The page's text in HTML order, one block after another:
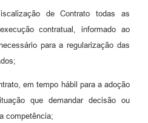
de Contrato todas as
contratual, informado ao
para a regularização das
em tempo hábil para a adoção
que demandar decisão ou
competência;